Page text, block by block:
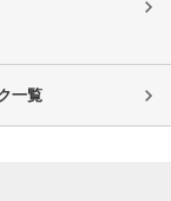
一覧